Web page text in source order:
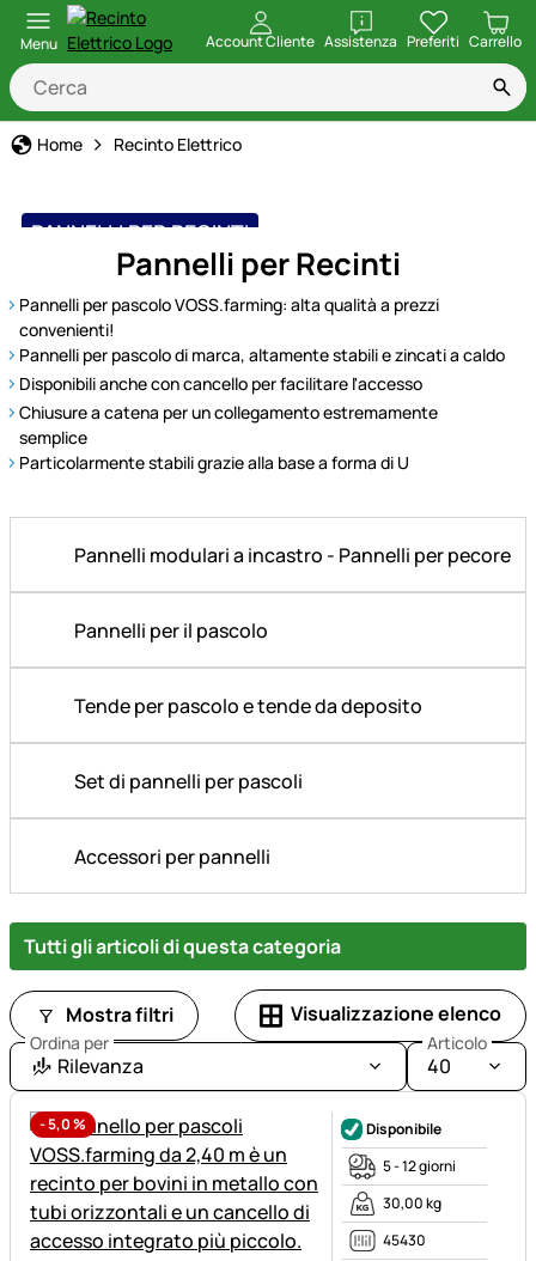
Menu Account Cliente Assistenza
apri Preferiti Carrello
Home Recinto Elettrico
PANNELLI PER RECINTI
Pannelli per Recinti
Pannelli per pascolo VOSS.farming: alta qualità a prezzi
convenienti!
Pannelli per pascolo di marca, altamente stabili e zincati a caldo
Disponibili anche con cancello per facilitare l'accesso
Chiusure a catena per un collegamento estremamente
semplice
Particolarmente stabili grazie alla base a forma di U
Pannelli modulari a incastro - Pannelli per pecore
Pannelli per il pascolo
Tende per pascolo e tende da deposito
Set di pannelli per pascoli
Accessori per pannelli
Tutti gli articoli di questa categoria
Mostra filtri Visualizzazione elenco
Ordina per
Rilevanza
Articolo
40
-5,0%
Disponibile
5 - 12 giorni
30,00 kg
45430